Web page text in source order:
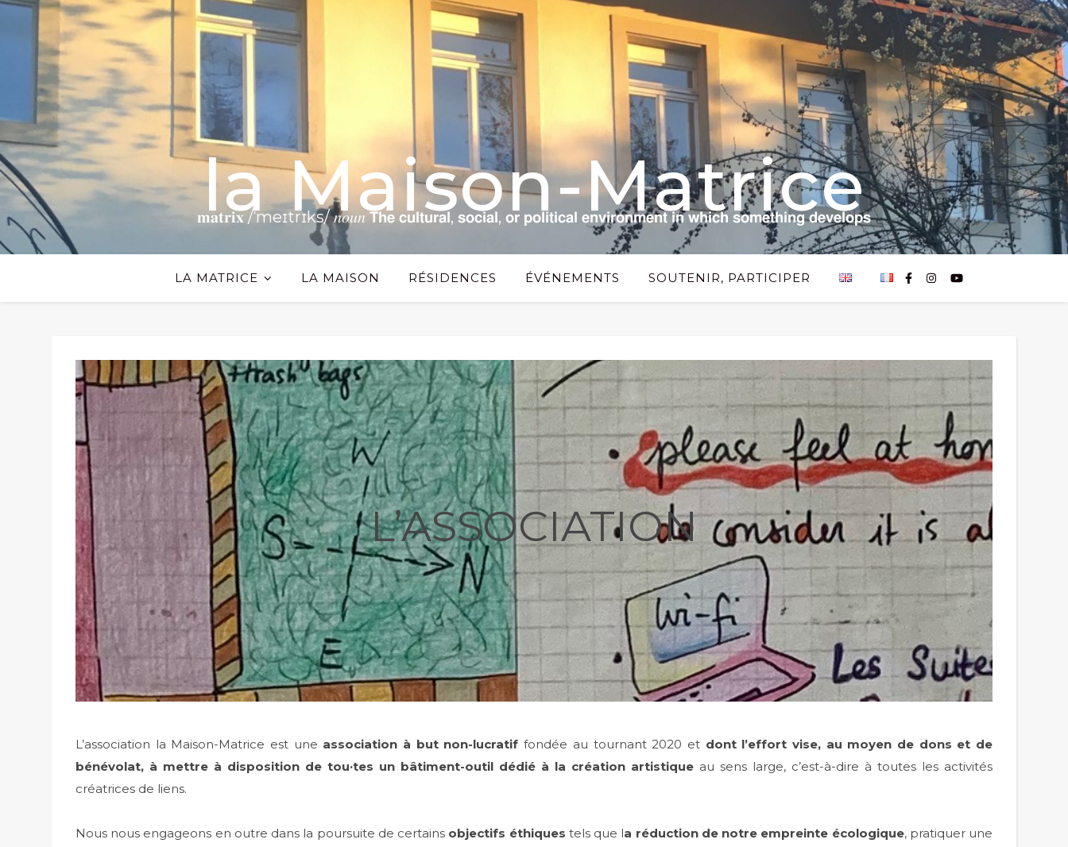
la Maison-Matrice
𝐦𝐚𝐭𝐫𝐢𝐱 /ˈmeɪtrɪks/ 𝑛𝑜𝑢𝑛 𝗧𝗵𝗲 𝗰𝘂𝗹𝘁𝘂𝗿𝗮𝗹, 𝘀𝗼𝗰𝗶𝗮𝗹, 𝗼𝗿 𝗽𝗼𝗹𝗶𝘁𝗶𝗰𝗮𝗹 𝗲𝗻𝘃𝗶𝗿𝗼𝗻𝗺𝗲𝗻𝘁 𝗶𝗻 𝘄𝗵𝗶𝗰𝗵 𝘀𝗼𝗺𝗲𝘁𝗵𝗶𝗻𝗴 𝗱𝗲𝘃𝗲𝗹𝗼𝗽𝘀
LA MATRICE LA MAISON RÉSIDENCES ÉVÉNEMENTS SOUTENIR, PARTICIPER
L’ASSOCIATION
L’association la Maison-Matrice est une association à but non-lucratiffondée au tournant 2020 et dont l’effort vise, au moyen de dons et de
bénévolat, à mettre à disposition de tou·tes un bâtiment-outil dédié à la création artistique au sens large, c’est-à-dire à toutes les activités
créatrices de liens.
Nous nous engageons en outre dans la poursuite de certains objectifs éthiques tels que la réduction de notre empreinte écologique, pratiquer une